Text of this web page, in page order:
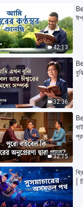
16:26
13:34
ঈশ্বরে
জন্য
15:58
ঈশ্বরের
মহাবিশ্বে
15:51
যার মধ্যে
জানে না
42:13
32:36
32:15
|